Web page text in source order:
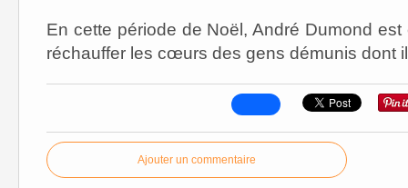
En cette période de Noël, André Dumond
réchauffer les cœurs des gens démunis dont
Ajouter un commentaire